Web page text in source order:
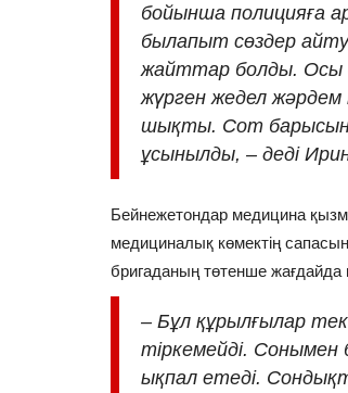
бойынша полицияға
былапыт сөздер
жайттар болды. Осы
жүрген жедел
шықты. Сот
ұсынылды, – деді
Бейнежетондар медицина
медициналық көмектің
бригаданың төтенше жағдайда
– Бұл құрылғылар
тіркемейді. Сонымен
ықпал етеді.